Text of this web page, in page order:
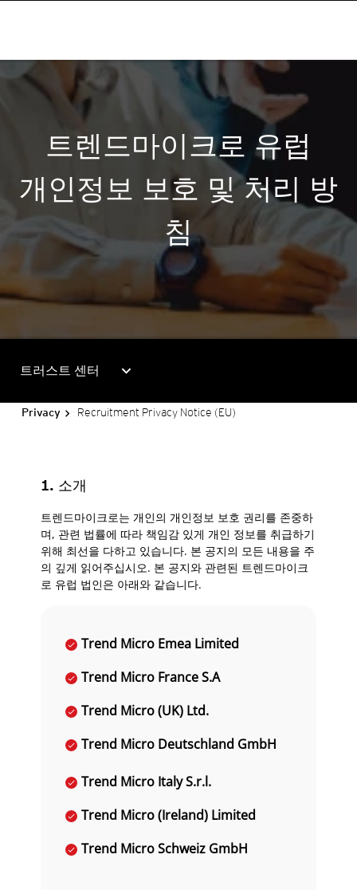
트렌드마이크로 유럽
개인정보 보호 및 처리 방
침
트러스트 센터 expand_more
Privacy Recruitment Privacy Notice (EU)
1. 소개
트렌드마이크로는 개인의 개인정보 보호 권리를 존중하
며, 관련 법률에 따라 책임감 있게 개인 정보를 취급하기
위해 최선을 다하고 있습니다. 본 공지의 모든 내용을 주
의 깊게 읽어주십시오. 본 공지와 관련된 트렌드마이크
로 유럽 법인은 아래와 같습니다.
Trend Micro Emea Limited
Trend Micro France S.A
Trend Micro (UK) Ltd.
Trend Micro Deutschland GmbH
Trend Micro Italy S.r.l.
Trend Micro (Ireland) Limited
Trend Micro Schweiz GmbH